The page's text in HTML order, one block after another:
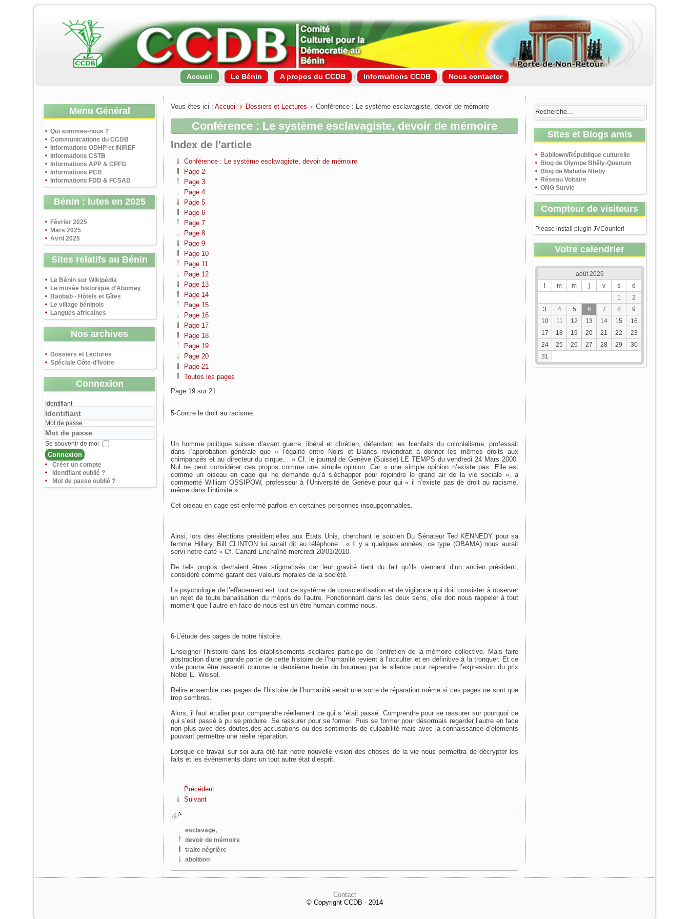
Accueil Le Bénin A propos du CCDB Informations CCDB Nous contacter
Menu Général
Qui sommes-nous ?
Communications du CCDB
Informations ODHP et INIREF
Informations CSTB
Informations APP & CPFG
Informations PCB
Informations FDD & FCSAD
Bénin : lutes en 2025
Février 2025
Mars 2025
Avril 2025
Sites relatifs au Bénin
Le Bénin sur Wikipédia
Le musée historique d'Abomey
Baobab - Hôtels et Gîtes
Le village béninois
Langues africaines
Nos archives
Dossiers et Lectures
Spéciale Côte-d'Ivoire
Connexion
Identifiant
Mot de passe
Se souvenir de moi
Connexion
Créer un compte
Identifiant oublié ?
Mot de passe oublié ?
Vous êtes ici : Accueil Dossiers et Lectures Conférence : Le système esclavagiste, devoir de mémoire
Conférence : Le système esclavagiste, devoir de mémoire
Index de l'article
Conférence : Le système esclavagiste, devoir de mémoire
Page 2
Page 3
Page 4
Page 5
Page 6
Page 7
Page 8
Page 9
Page 10
Page 11
Page 12
Page 13
Page 14
Page 15
Page 16
Page 17
Page 18
Page 19
Page 20
Page 21
Toutes les pages
Page 19 sur 21
5-Contre le droit au racisme.
Un homme politique suisse d’avant guerre, libéral et chrétien, défendant les bienfaits du colonialisme, professait
dans l’approbation générale que « l’égalité entre Noirs et Blancs reviendrait à donner les mêmes droits aux
chimpanzés et au directeur du cirque… » Cf. le journal de Genève (Suisse) LE TEMPS du vendredi 24 Mars 2000.
Nul ne peut considérer ces propos comme une simple opinion. Car « une simple opinion n’existe pas. Elle est
comme un oiseau en cage qui ne demande qu’à s’échapper pour rejoindre le grand air de la vie sociale », a
commenté William OSSIPOW, professeur à l’Université de Genève pour qui « il n’existe pas de droit au racisme,
même dans l’intimité »
Cet oiseau en cage est enfermé parfois en certaines personnes insoupçonnables.
Ainsi, lors des élections présidentielles aux Etats Unis, cherchant le soutien Du Sénateur Ted KENNEDY pour sa
femme Hillary, Bill CLINTON lui aurait dit au téléphone : « Il y a quelques années, ce type (OBAMA) nous aurait
servi notre café » Cf. Canard Enchaîné mercredi 20/01/2010.
De tels propos devraient êtres stigmatisés car leur gravité tient du fait qu’ils viennent d’un ancien président,
considéré comme garant des valeurs morales de la société.
La psychologie de l’effacement est tout ce système de conscientisation et de vigilance qui doit consister à observer
un rejet de toute banalisation du mépris de l’autre. Fonctionnant dans les deux sens, elle doit nous rappeler à tout
moment que l’autre en face de nous est un être humain comme nous.
6-L’étude des pages de notre histoire.
Enseigner l’histoire dans les établissements scolaires participe de l’entretien de la mémoire collective. Mais faire
abstraction d’une grande partie de cette histoire de l’humanité revient à l’occulter et en définitive à la tronquer. Et ce
vide pourra être ressenti comme la deuxième tuerie du bourreau par le silence pour reprendre l’expression du prix
Nobel E. Weisel.
Relire ensemble ces pages de l’histoire de l’humanité serait une sorte de réparation même si ces pages ne sont que
trop sombres.
Alors, il faut étudier pour comprendre réellement ce qui s ‘était passé. Comprendre pour se rassurer sur pourquoi ce
qui s’est passé à pu se produire. Se rassurer pour se former. Puis se former pour désormais regarder l’autre en face
non plus avec des doutes,des accusations ou des sentiments de culpabilité mais avec la connaissance d’éléments
pouvant permettre une réelle réparation.
Lorsque ce travail sur soi aura été fait notre nouvelle vision des choses de la vie nous permettra de décrypter les
faits et les évènements dans un tout autre état d’esprit.
Précédent
Suivant
esclavage,
devoir de mémoire
traite négrière
abolition
Sites et Blogs amis
Babilown/République culturelle
Blog de Olympe Bhêly-Quenum
Blog de Mahalia Nteby
Réseau Voltaire
ONG Survie
Compteur de visiteurs
Please install plugin JVCounter!
Votre calendrier
août 2026
m m j v s
d
1
2
3
4 5 6 7 8
9
10
11 12 13 14 15
16
17
18 19 20 21 22
23
24
25 26 27 28 29
30
31
Contact
© Copyright CCDB - 2014